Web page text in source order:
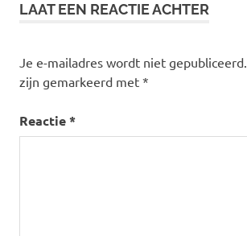
LAAT EEN REACTIE ACHTER
Je e-mailadres wordt niet gepubliceerd.
zijn gemarkeerd met *
Reactie*